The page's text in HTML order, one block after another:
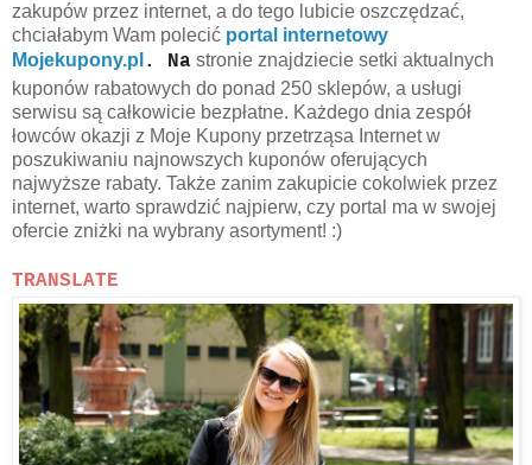
zakupów przez internet, a do tego lubicie oszczędzać,
chciałabym Wam polecić portal internetowy
Mojekupony.pl . Na stronie znajdziecie setki aktualnych
kuponów rabatowych do ponad 250 sklepów, a usługi
serwisu są całkowicie bezpłatne. Każdego dnia zespół
łowców okazji z Moje Kupony przetrząsa Internet w
poszukiwaniu najnowszych kuponów oferujących
najwyższe rabaty. Także zanim zakupicie cokolwiek przez
internet, warto sprawdzić najpierw, czy portal ma w swojej
ofercie zniżki na wybrany asortyment! :)
TRANSLATE